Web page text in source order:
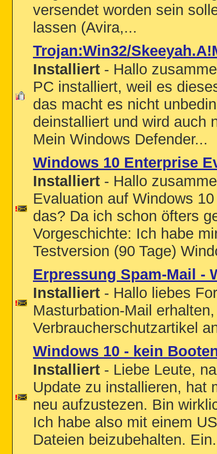
versendet worden sein
lassen (Avira,...
Trojan:Win32/
Installiert - Hallo
PC installiert, weil es
das macht es nicht
deinstalliert und wird auch
Mein Windows Defender...
Windows 10 Enterprise
Installiert - Hallo
Evaluation auf Windows
das? Da ich schon öfters
Vorgeschichte: Ich habe
Testversion (90 Tage)
Erpressung Spam-Mail -
Installiert - Hallo liebes
Masturbation-Mail
Verbraucherschutzartikel
Windows 10 - kein
Installiert - Liebe Leute,
Update zu installieren, hat
neu aufzustezen. Bin
Ich habe also mit einem
Dateien beizubehalten.